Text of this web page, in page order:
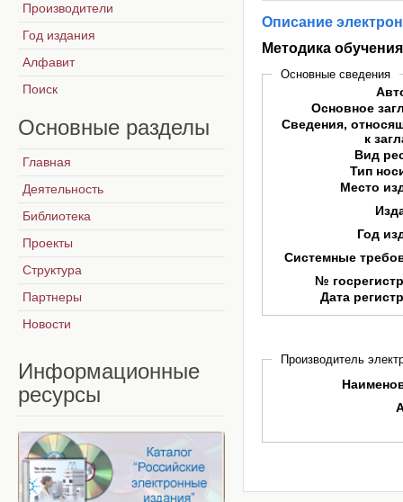
Описание
Методика
Основные сведения
Основное
Сведения,
к
Вид
Тип
Место
Год
Системные
№
Дата
Производитель
Производители
Год издания
Алфавит
Поиск
Основные разделы
Главная
Деятельность
Библиотека
Проекты
Структура
Партнеры
Новости
Информационные
ресурсы